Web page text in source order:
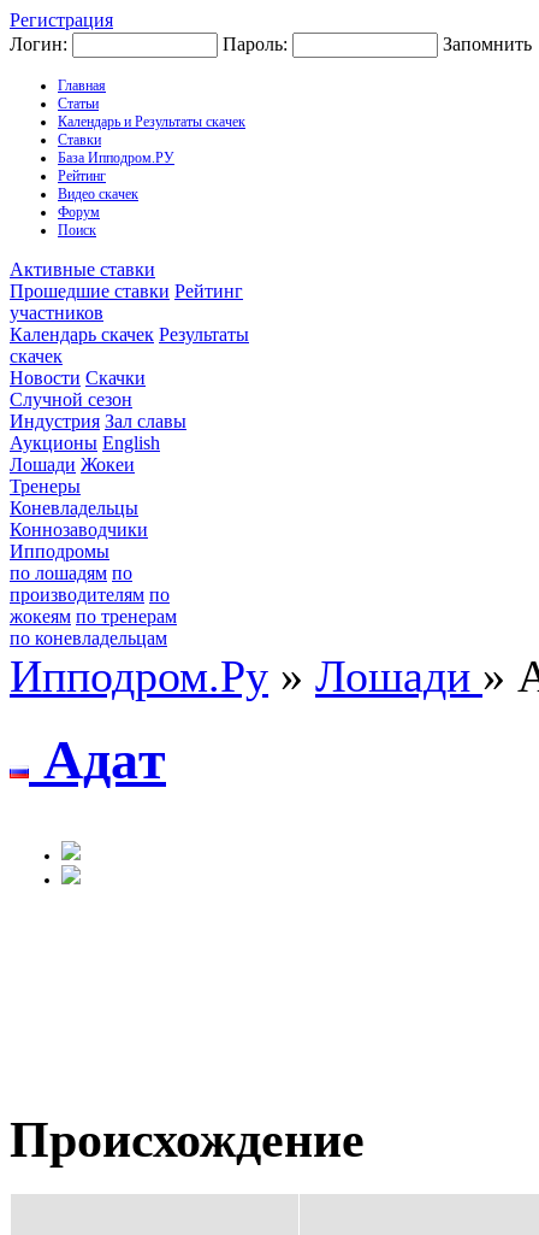
Регистрация
Логин:
Пароль: Запомнить
Главная
Статьи
Календарь и Результаты скачек
Ставки
База Ипподром.РУ
Рейтинг
Видео скачек
Форум
Поиск
Активные ставки
Прошедшие ставки Рейтинг
участников
Календарь скачек Результаты
скачек
Новости Скачки
Случной сезон
Индустрия Зал славы
Аукционы English
Лошади Жокеи
Тренеры
Коневладельцы
Коннозаводчики
Ипподромы
по лошадям по
производителям по
жокеям по тренерам
по коневладельцам
Ипподром.Ру » Лошади »
Адaт
Происхождение